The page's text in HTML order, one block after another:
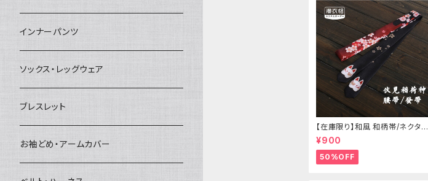
【在庫限り】和風 和柄帯/ネクタイ/
リボン（狐面/金魚
¥900
50%OFF
簪
インナーパンツ
ソックス・レッグウェア
ブレスレット
お袖どめ・アームカバー